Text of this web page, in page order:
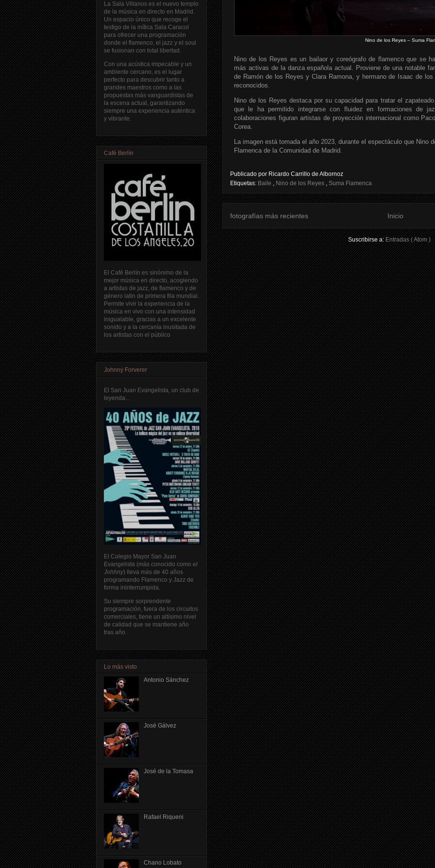
Nino de los Reyes – Suma
Nino de los Reyes es un bailaor y coreógrafo de flamenco que se
más activas de la danza española actual. Proviene de una notable
de Ramón de los Reyes y Clara Ramona, y hermano de Isaac de
reconocidos.
Nino de los Reyes destaca por su capacidad para tratar el
que le ha permitido integrarse con fluidez en formaciones de
colaboraciones figuran artistas de proyección internacional como
Corea.
La imagen está tomada el año 2023, durante el espectáculo que Nino
Flamenca de la Comunidad de Madrid.
Publicado por Ricardo Carrillo de Albornoz
Etiquetas: Baile , Nino de los Reyes , Suma Flamenca
fotografías más recientes Inicio
Suscribirse a:Entradas ( Atom )
La Sala Villanos es el nuevo templo
de la música en directo en Madrid.
Un espacio único que recoge el
testigo de la mítica Sala Caracol
para ofrecer una programación
donde el flamenco, el jazz y el soul
se fusionan con total libertad.
Con una acústica impecable y un
ambiente cercano, es el lugar
perfecto para descubrir tanto a
grandes maestros como a las
propuestas más vanguardistas de
la escena actual, garantizando
siempre una experiencia auténtica
y vibrante.
Café Berlín
El Café Berlín es sinónimo de la
mejor música en directo, acogiendo
a artistas de jazz, de flamenco y de
género latin de primera fila mundial.
Permite vivir la experiencia de la
música en vivo con una intensidad
inigualable, gracias a un excelente
sonido y a la cercanía inusitada de
los artistas con el público
Johnny Forverer
El San Juan Evangelista, un club de
leyenda...
El Colegio Mayor San Juan
Evangelista (más conocido como el
Johhny) lleva más de 40 años
programando Flamenco y Jazz de
forma ininterrumpida.
Su siempre sorprendente
programación, fuera de los circuitos
comerciales, tiene un altísimo nivel
de calidad que se mantiene año
tras año.
Lo más visto
Antonio Sánchez
José Gálvez
José de la Tomasa
Rafael Riqueni
Chano Lobato